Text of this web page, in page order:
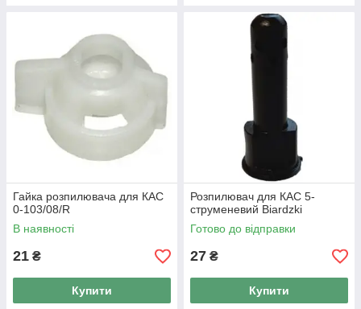
Гайка розпилювача для КАС
0-103/08/R
В наявності
21 ₴
Купити
Розпилювач для КАС 5-
струменевий Biardzki
Готово до відправки
27 ₴
Купити